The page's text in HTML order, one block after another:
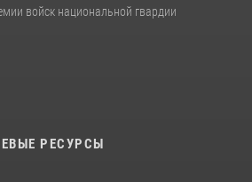
войск национальной гвардии
РЕСУРСЫ